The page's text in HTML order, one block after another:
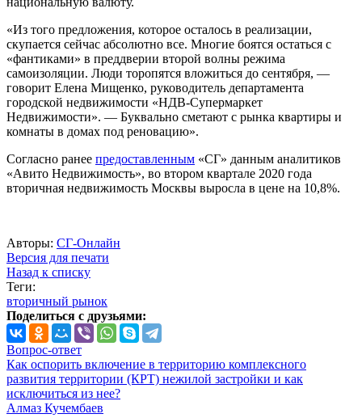
«Из того предложения, которое осталось в реализации,
скупается сейчас абсолютно все. Многие боятся остаться с
«фантиками» в преддверии второй волны режима
самоизоляции. Люди торопятся вложиться до сентября, —
говорит Елена Мищенко, руководитель департамента
городской недвижимости «НДВ-Супермаркет
Недвижимости». — Буквально сметают с рынка квартиры и
комнаты в домах под реновацию».
Согласно ранее предоставленным «СГ» данным аналитиков
«Авито Недвижимость», во втором квартале 2020 года
вторичная недвижимость Москвы выросла в цене на 10,8%.
Авторы: СГ-Онлайн
Версия для печати
Назад к списку
Теги:
вторичный рынок
Поделиться с друзьями:
Вопрос-ответ
Как оспорить включение в территорию комплексного
развития территории (КРТ) нежилой застройки и как
исключиться из нее?
Алмаз Кучембаев